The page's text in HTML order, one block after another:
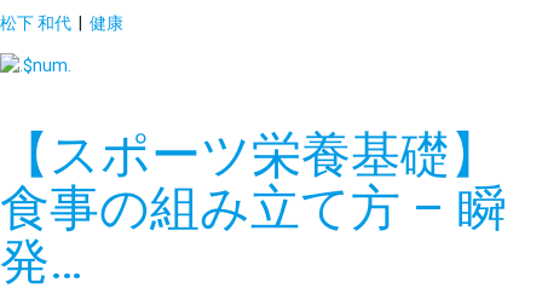
松下 和代 | 健康
【スポーツ栄養基礎】
食事の組み立て方 – 瞬
発…